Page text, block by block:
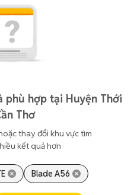
phù hợp tại Huyện Thới
Thơ
thay đổi khu vực tìm
kết quả hơn
Blade A56